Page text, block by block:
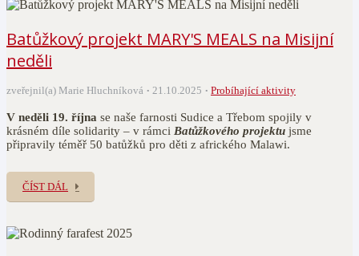
Batůžkový projekt MARY'S MEALS na Misijní
neděli
zveřejnil(a) Marie Hluchníková 21.10.2025 Probíhající aktivity
V neděli 19. října se naše farnosti Sudice a Třebom spojily v
krásném díle solidarity – v rámci Batůžkového projektu jsme
připravily téměř 50 batůžků pro děti z afrického Malawi.
ČÍST DÁL